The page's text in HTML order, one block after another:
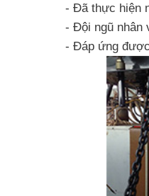
- Đã thực hiện
- Đội ngũ nhân
- Đáp ứng